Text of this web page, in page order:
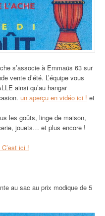
s’associe à Emmaüs 63 sur
vente d’été. L’équipe vous
ainsi qu’au hangar
un aperçu en vidéo ici ! et
les goûts, linge de maison,
jouets… et plus encore !
C’est ici !
au sac au prix modique de 5